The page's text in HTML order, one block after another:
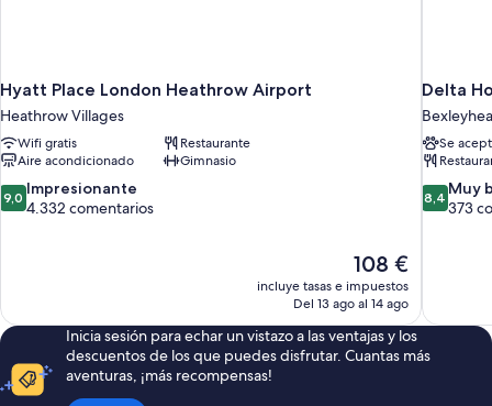
Hyatt Place London Heathrow Airport
Heathrow Villages
Wifi gratis
Restaurante
Aire acondicionado
Gimnasio
9.0
sobre
9,0 Impresionante
4.332 comentarios
El
precio
actual
de
108 €
108 €
incluye tasas e impuestos
Del 13 ago al 14 ago
Delta
Se
8.4
sobre
8,4 Muy
373
Inicia sesión para echar un vistazo a las ventajas y los
descuentos de los que puedes disfrutar. Cuantas más
aventuras, ¡más recompensas!